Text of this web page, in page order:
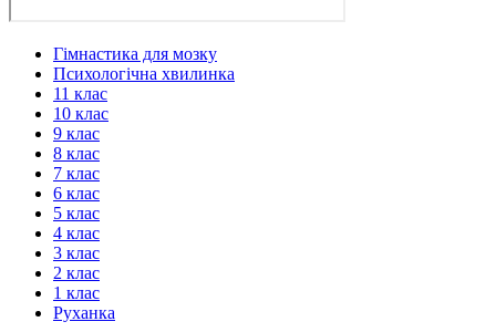
Гімнастика для мозку
Психологічна хвилинка
11 клас
10 клас
9 клас
8 клас
7 клас
6 клас
5 клас
4 клас
3 клас
2 клас
1 клас
Руханка